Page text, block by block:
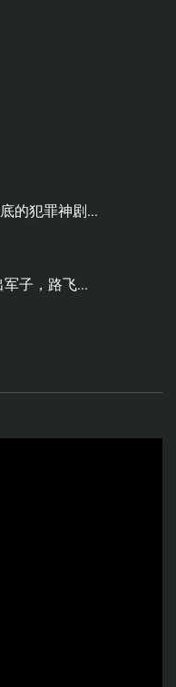
的犯罪神剧...
子，路飞...